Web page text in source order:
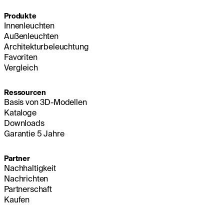
Produkte
Innenleuchten
Außenleuchten
Architekturbeleuchtung
Favoriten
Vergleich
Ressourcen
Basis von 3D-Modellen
Kataloge
Downloads
Garantie 5 Jahre
Partner
Nachhaltigkeit
Nachrichten
Partnerschaft
Kaufen